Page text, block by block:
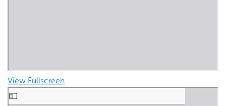
View Fullscreen
Skip to PDF content